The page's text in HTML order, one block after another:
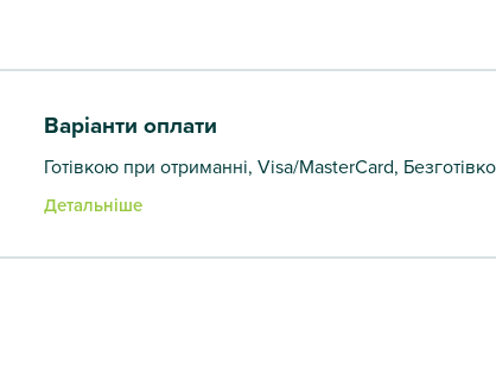
Варіанти оплати
Готівкою при отриманні, Visa/MasterCard,
Детальніше